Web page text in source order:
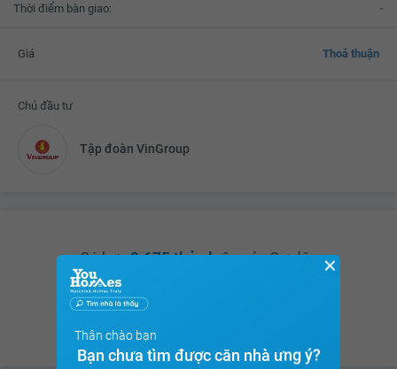
Thời điểm bàn giao: -
Giá Thoả thuận
Chủ đầu tư
Tập đoàn VinGroup
Có hơn8.675 thảo luậncủa Cư dân ✕
Thân chào bạn
Bạn chưa tìm được căn nhà ưng ý?